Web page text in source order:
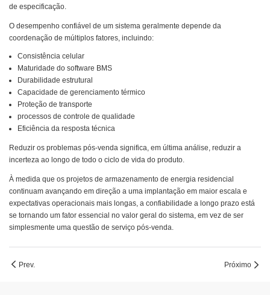
de especificação.
O desempenho confiável de um sistema geralmente depende da
coordenação de múltiplos fatores, incluindo:
Consistência celular
Maturidade do software BMS
Durabilidade estrutural
Capacidade de gerenciamento térmico
Proteção de transporte
processos de controle de qualidade
Eficiência da resposta técnica
Reduzir os problemas pós-venda significa, em última análise, reduzir a
incerteza ao longo de todo o ciclo de vida do produto.
À medida que os projetos de armazenamento de energia residencial
continuam avançando em direção a uma implantação em maior escala e
expectativas operacionais mais longas, a confiabilidade a longo prazo está
se tornando um fator essencial no valor geral do sistema, em vez de ser
simplesmente uma questão de serviço pós-venda.
Prev. Próximo